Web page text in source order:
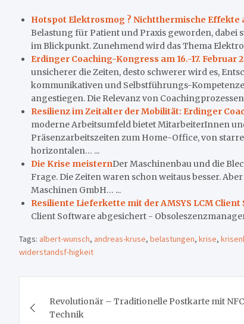
Hotspot Elektrosmog ? Nichtthermische
Belastung für Patient und Praxis geworden, dabei
im Blickpunkt. Zunehmend wird das Thema
Erdinger Coaching-Kongress am 16.-17. Februar
unsicherer die Zeiten, desto schwerer wird es,
kommunikativen und Selbstführungs-
angestiegen. Die Relevanz von
Resilienz im Zeitalter der Mobilität: Erdinger
moderne Arbeitsumfeld bietet MitarbeiterInnen
Präsenzarbeitszeiten zum Home-Office, von
horizontalen… ...
Die Krise meisternDer Maschinenbau und die
Frage. Die Zeiten waren schon weitaus besser.
Maschinen GmbH… ...
Resiliente Lieferkette mit der AMSYS LCM Client
Client Software abgesichert -
Tags: albert-wunsch, andreas-kruse, belastungen, krise,
widerstandsf-higkeit
Revolutionär – Traditionelle Postkarte mit
Technik